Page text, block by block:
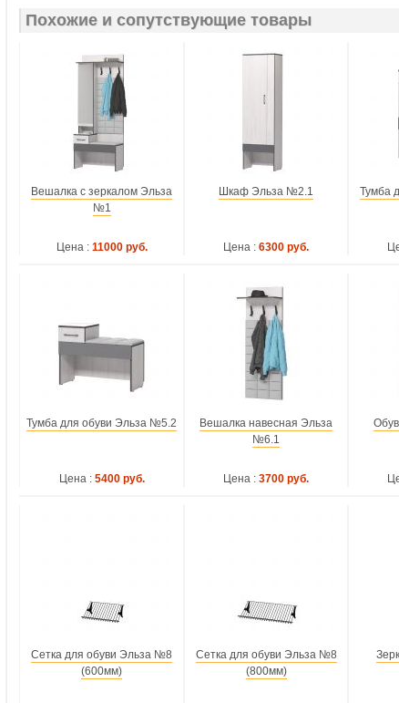
Похожие и сопутствующие товары
Вешалка с зеркалом Эльза
№1
Цена : 11000 руб.
Шкаф Эльза №2.1
Цена : 6300 руб.
Тумба
Тумба для обуви Эльза №5.2
Цена : 5400 руб.
Вешалка навесная Эльза
№6.1
Цена : 3700 руб.
Сетка для обуви Эльза №8
(600мм)
Сетка для обуви Эльза №8
(800мм)